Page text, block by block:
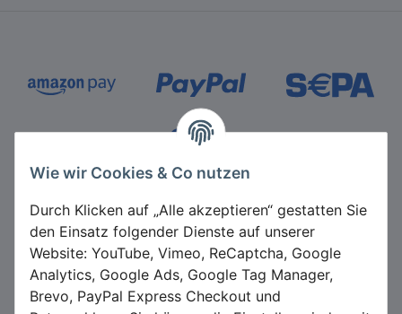
Wie wir Cookies & Co nutzen
Durch Klicken auf „Alle akzeptieren“ gestatten Sie
den Einsatz folgender Dienste auf unserer
Website: YouTube, Vimeo, ReCaptcha, Google
Analytics, Google Ads, Google Tag Manager,
Brevo, PayPal Express Checkout und
Zahlungsmethoden
*Alle Preise inkl. gesetzlicher USt., zzgl.